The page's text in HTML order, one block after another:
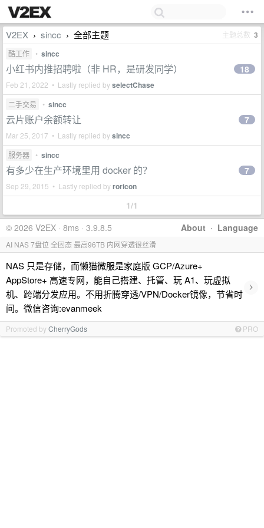
V2EX › sincc › 全部主题 主题总数 3
酷工作 • sincc
小红书内推招聘啦（非 HR，是研发同学）
Feb 21, 2022 • Lastly replied byselectChase
18
二手交易 • sincc
云片账户余额转让
Mar 25, 2017 • Lastly replied bysincc
7
服务器 • sincc
有多少在生产环境里用 docker 的？
Sep 29, 2015 • Lastly replied byroricon
7
1/1
About · Language
© 2026 V2EX · 8ms · 3.9.8.5
AI NAS 7盘位 全固态 最高96TB 内网穿透很丝滑
NAS 只是存储，而懒猫微服是家庭版 GCP/Azure+
AppStore+ 高速专网，能自己搭建、托管、玩 A1、玩虚拟
机、跨端分发应用。不用折腾穿透/VPN/Docker镜像，节省时
间。微信咨询:evanmeek
›
Promoted byCherryGods PRO